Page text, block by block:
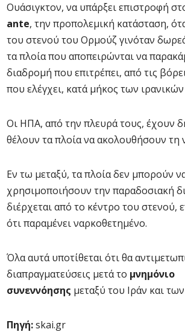
Ουάσιγκτον, να υπάρξει επιστροφή
ante, την προπολεμική κατάσταση,
του στενού του Ορμούζ γινόταν
τα πλοία που αποπειρώνται να
διαδρομή που επιτρέπει, από τις
που ελέγχει, κατά μήκος των
Οι ΗΠΑ, από την πλευρά τους, έχουν
θέλουν τα πλοία να ακολουθήσουν τη
Εν τω μεταξύ, τα πλοία δεν μπορούν
χρησιμοποιήσουν την παραδοσιακή
διέρχεται από το κέντρο του στενού,
ότι παραμένει ναρκοθετημένο.
Όλα αυτά υποτίθεται ότι θα
διαπραγματεύσεις μετά το μνημόνιο
συνεννόησης μεταξύ του Ιράν και
Πηγή:skai.gr